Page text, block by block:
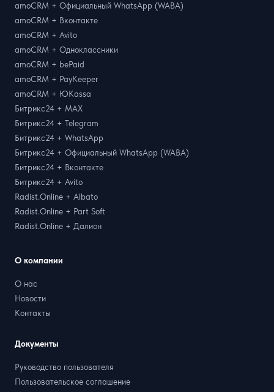
amoCRM + Официальный WhatsApp (WABA)
amoCRM + Вконтакте
amoCRM + Avito
amoCRM + Одноклассники
amoCRM + bePaid
amoCRM + PayKeeper
amoCRM + ЮKassa
Битрикс24 + MAX
Битрикс24 + Telegram
Битрикс24 + WhatsApp
Битрикс24 + Официальный WhatsApp (WABA)
Битрикс24 + Вконтакте
Битрикс24 + Avito
Radist.Online + Albato
Radist.Online + Part Soft
Radist.Online + Далион
О компании
О нас
Новости
Контакты
Документы
Руководство пользователя
Пользовательское соглашение